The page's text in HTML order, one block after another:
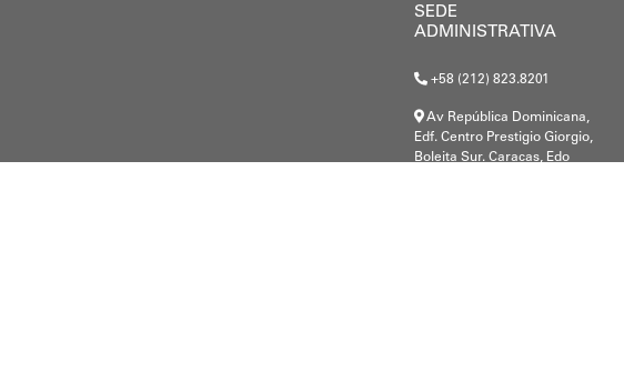
SEDE
ADMINISTRATIVA
+58 (212) 823.8201
Av República Dominicana,
Edf. Centro Prestigio Giorgio,
Boleita Sur. Caracas, Edo